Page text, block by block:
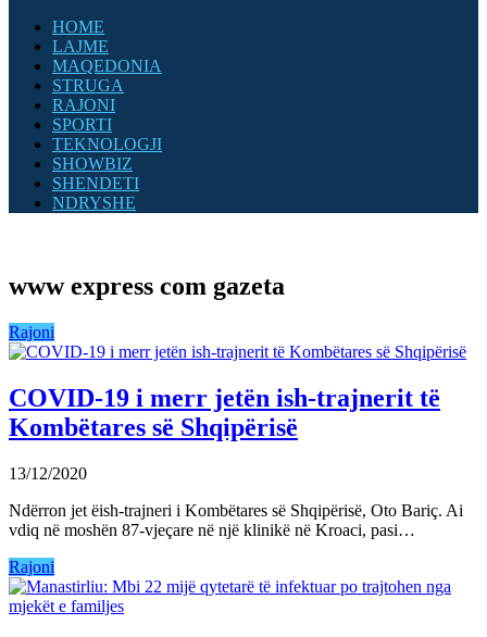
HOME
LAJME
MAQEDONIA
STRUGA
RAJONI
SPORTI
TEKNOLOGJI
SHOWBIZ
SHENDETI
NDRYSHE
www express com gazeta
Rajoni
COVID-19 i merr jetën ish-trajnerit të
Kombëtares së Shqipërisë
13/12/2020
Ndërron jet ëish-trajneri i Kombëtares së Shqipërisë, Oto Bariç. Ai
vdiq në moshën 87-vjeçare në një klinikë në Kroaci, pasi…
Rajoni